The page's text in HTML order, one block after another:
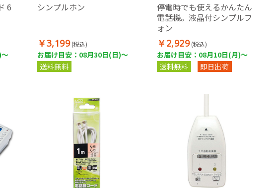
6
シンプルホン
￥3,199 (税込)
お届け目安：08月30日(日)～
送料無料
停電時でも使えるかんたん
電話機。液晶付シンプルフ
ォン
￥2,929 (税込)
お届け目安：08月10日(月)～
送料無料
即日出荷